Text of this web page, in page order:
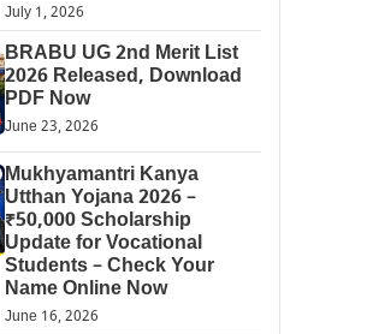
July 1, 2026
BRABU UG 2nd Merit List
2026 Released, Download
PDF Now
June 23, 2026
Mukhyamantri Kanya
Utthan Yojana 2026 –
₹50,000 Scholarship
Update for Vocational
Students – Check Your
Name Online Now
June 16, 2026